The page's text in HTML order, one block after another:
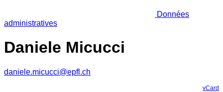
Données
administratives
Daniele Micucci
daniele.micucci@epfl.ch
vCard